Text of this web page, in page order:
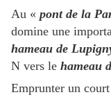
Au « pont de la
domine une
hameau de
N vers le hameau
Emprunter un